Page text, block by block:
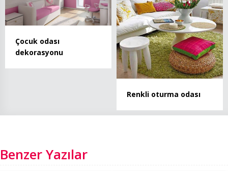
Çocuk odası
dekorasyonu
Renkli oturma odası
Benzer Yazılar